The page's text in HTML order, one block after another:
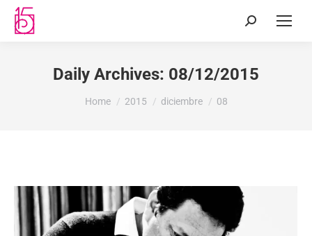
Daily Archives: 08/12/2015
You are here:
Home 2015 diciembre 08